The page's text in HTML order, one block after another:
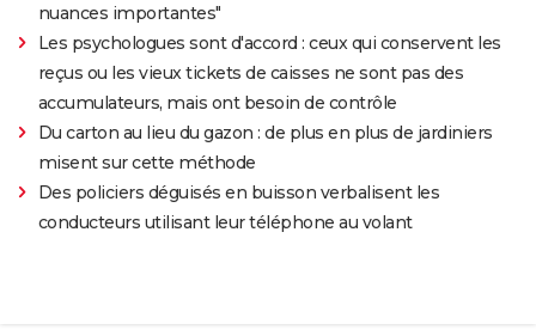
nuances importantes"
Les psychologues sont d'accord : ceux qui conservent les
reçus ou les vieux tickets de caisses ne sont pas des
accumulateurs, mais ont besoin de contrôle
Du carton au lieu du gazon : de plus en plus de jardiniers
misent sur cette méthode
Des policiers déguisés en buisson verbalisent les
conducteurs utilisant leur téléphone au volant